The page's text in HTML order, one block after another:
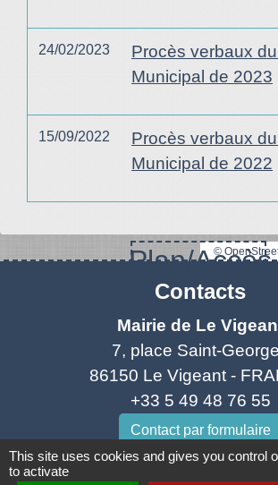
24/02/2023
Procès verbaux
Municipal de 2023
15/09/2022
Procès verbaux
Municipal de 2022
Plan/Accès
©
Contacts
Mairie de Le
7, place Saint-
86150 Le Vigeant -
+33 5 49 48 76 55
Contact par formulaire
This site uses cookies and gives you control
to activate